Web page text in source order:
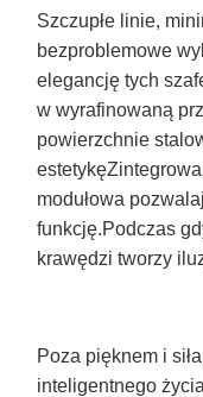
Szczupłe linie,
bezproblemowe
elegancję tych
w wyrafinowaną
powierzchnie
modułowa
funkcję.Podczas
krawędzi tworzy
Poza pięknem i
inteligentnego